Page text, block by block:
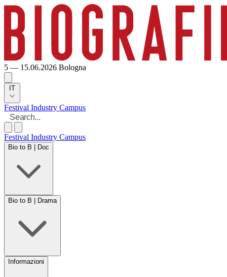
5 — 15.06.2026 Bologna
IT
Festival Industry Campus
Festival Industry Campus
Bio to B | Doc
Bio to B | Drama
Informazioni